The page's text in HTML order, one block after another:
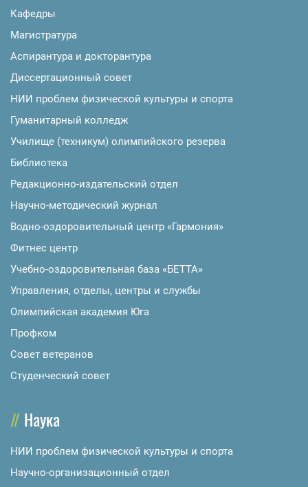
Кафедры
Магистратура
Аспирантура и докторантура
Диссертационный совет
НИИ проблем физической культуры и спорта
Гуманитарный колледж
Училище (техникум) олимпийского резерва
Библиотека
Редакционно-издательский отдел
Научно-методический журнал
Водно-оздоровительный центр «Гармония»
Фитнес центр
Учебно-оздоровительная база «БЕТТА»
Управления, отделы, центры и службы
Олимпийская академия Юга
Профком
Совет ветеранов
Студенческий совет
Наука
НИИ проблем физической культуры и спорта
Научно-организационный отдел